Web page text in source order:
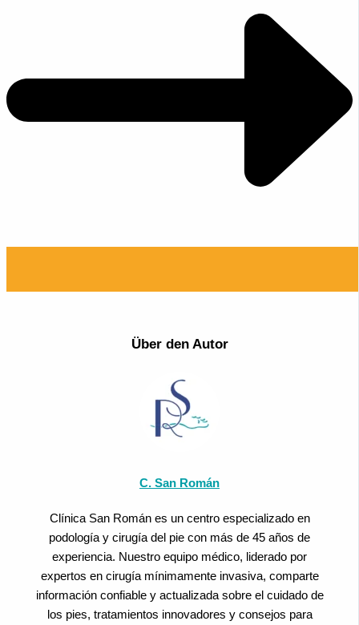
Über den Autor
C. San Román
Clínica San Román es un centro especializado en
podología y cirugía del pie con más de 45 años de
experiencia. Nuestro equipo médico, liderado por
expertos en cirugía mínimamente invasiva, comparte
información confiable y actualizada sobre el cuidado de
los pies, tratamientos innovadores y consejos para